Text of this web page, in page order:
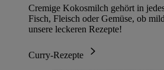
Cremige Kokosmilch gehört in
Fisch, Fleisch oder Gemüse, ob
unsere leckeren Rezepte!
Curry-Rezepte